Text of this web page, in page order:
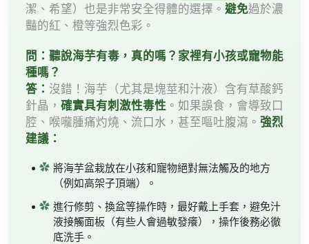
潔、希望）也是非常安全得體的選擇。 避免過於濃
豔的紅、橙等強烈色彩。
問：聽說海芋有毒，真的嗎？家裡有小孩或寵物能
種嗎？
答： 沒錯！海芋（尤其是塊莖和汁液）含有草酸鈣
針晶， 確實具有刺激性毒性 。如果誤食，會導致口
腔、喉嚨腫痛灼燒、流口水，甚至嘔吐腹瀉。 強烈
建議：
將海芋盆栽放在小孩和寵物絕對無法觸及的地方
（例如高架子頂端）。
進行修剪、換盆等操作時，最好戴上手套，避免汁
液接觸面板（有些人會過敏發癢），操作後務必徹
底洗手。